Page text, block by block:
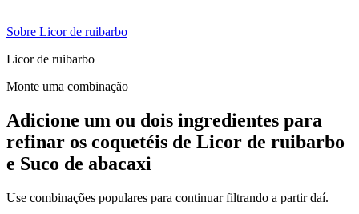
Sobre Licor de ruibarbo
Licor de ruibarbo
Monte uma combinação
Adicione um ou dois ingredientes para
refinar os coquetéis de Licor de ruibarbo
e Suco de abacaxi
Use combinações populares para continuar filtrando a partir daí.